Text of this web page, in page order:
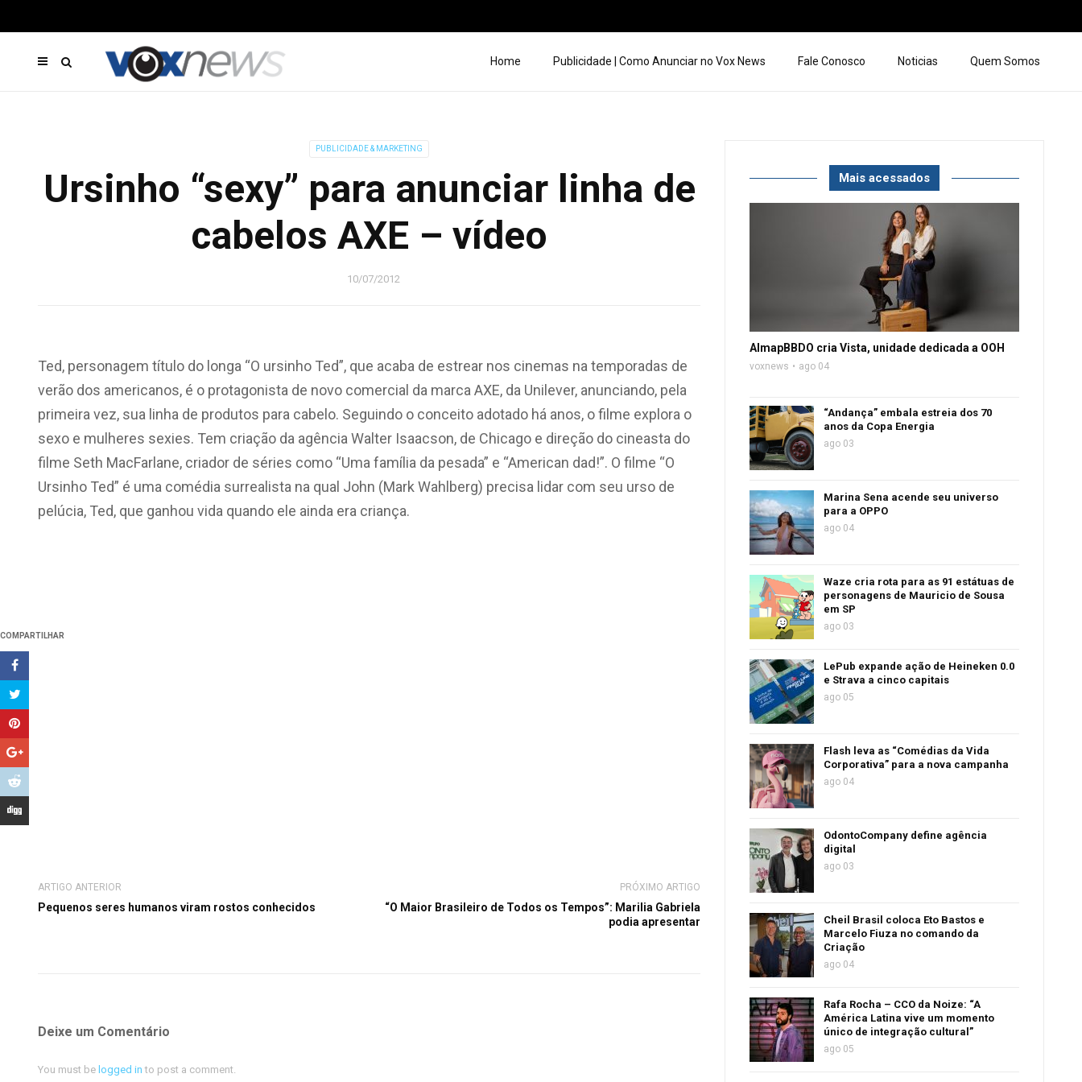
Home Publicidade | Como Anunciar no Vox News Fale Conosco Noticias Quem Somos
PUBLICIDADE & MARKETING
Ursinho “sexy” para anunciar linha de
cabelos AXE – vídeo
10/07/2012
COMPARTILHAR
Ted, personagem título do longa “O ursinho Ted”, que acaba de estrear nos cinemas na temporadas de
verão dos americanos, é o protagonista de novo comercial da marca AXE, da Unilever, anunciando, pela
primeira vez, sua linha de produtos para cabelo. Seguindo o conceito adotado há anos, o filme explora o
sexo e mulheres sexies. Tem criação da agência Walter Isaacson, de Chicago e direção do cineasta do
filme Seth MacFarlane, criador de séries como “Uma família da pesada” e “American dad!”. O filme “O
Ursinho Ted” é uma comédia surrealista na qual John (Mark Wahlberg) precisa lidar com seu urso de
pelúcia, Ted, que ganhou vida quando ele ainda era criança.
ARTIGO ANTERIOR
Pequenos seres humanos viram rostos conhecidos
PRÓXIMO ARTIGO
“O Maior Brasileiro de Todos os Tempos”: Marilia Gabriela
podia apresentar
Deixe um Comentário
You must be logged in to post a comment.
Mais acessados
AlmapBBDO cria Vista, unidade dedicada a OOH
voxnews ago 04
“Andança” embala estreia dos 70
anos da Copa Energia
ago 03
Marina Sena acende seu universo
para a OPPO
ago 04
Waze cria rota para as 91 estátuas de
personagens de Mauricio de Sousa
em SP
ago 03
LePub expande ação de Heineken 0.0
e Strava a cinco capitais
ago 05
Flash leva as “Comédias da Vida
Corporativa” para a nova campanha
ago 04
OdontoCompany define agência
digital
ago 03
Cheil Brasil coloca Eto Bastos e
Marcelo Fiuza no comando da
Criação
ago 04
Rafa Rocha – CCO da Noize: “A
América Latina vive um momento
único de integração cultural”
ago 05